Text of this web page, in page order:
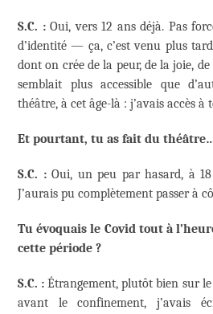
S.C. :Oui, vers 12 ans déjà. Pas
d’identité — ça, c’est venu plus
dont on crée de la peur, de la joie,
semblait plus accessible que
théâtre, à cet âge-là : j’avais accès
Et pourtant, tu as fait du
S.C. :Oui, un peu par hasard, à
J’aurais pu complètement passer à
Tu évoquais le Covid tout à
cette période ?
S.C. : Étrangement, plutôt bien sur
avant le confinement, j’avais